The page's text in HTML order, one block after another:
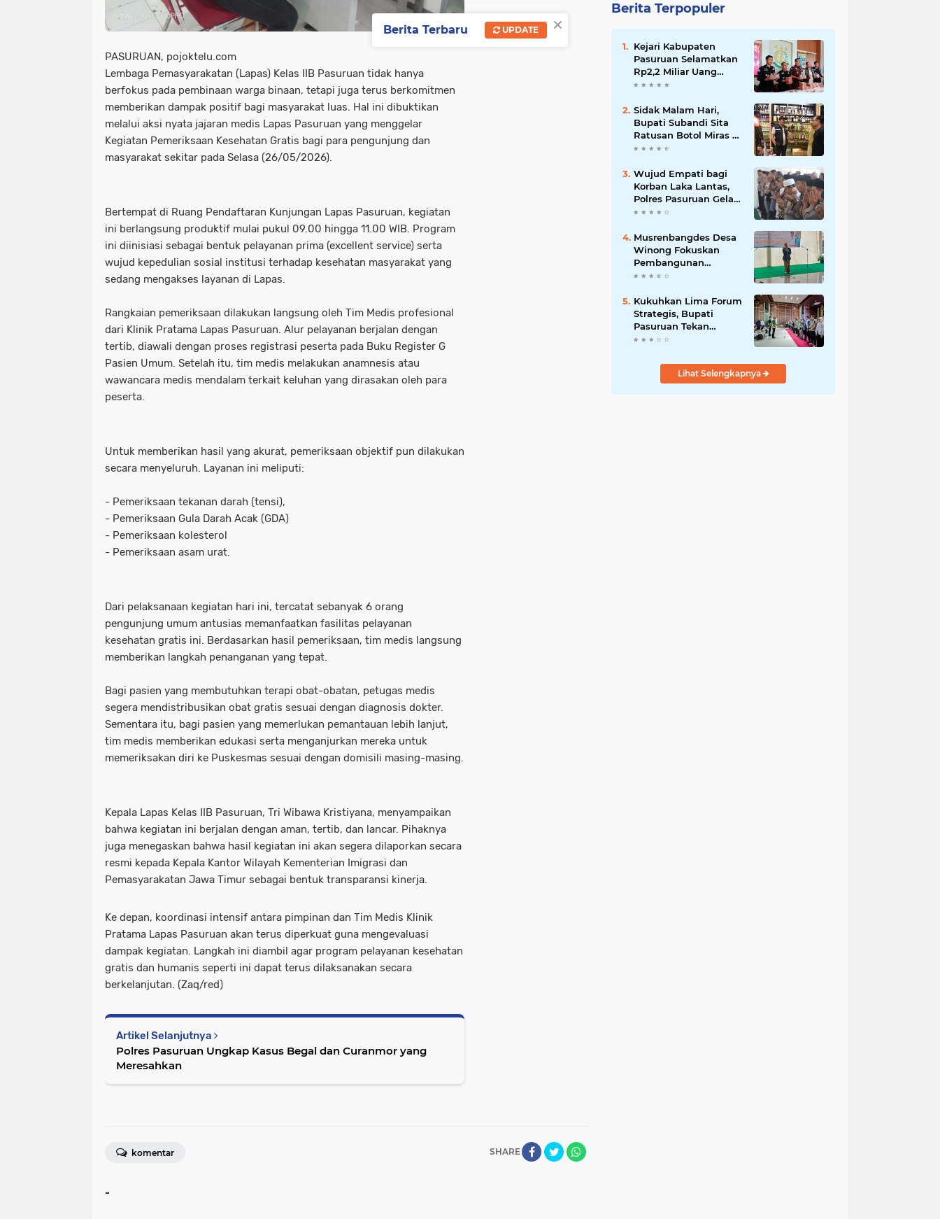
PASURUAN, pojoktelu.com
Lembaga Pemasyarakatan (Lapas) Kelas IIB Pasuruan tidak hanya
berfokus pada pembinaan warga binaan, tetapi juga terus berkomitmen
memberikan dampak positif bagi masyarakat luas. Hal ini dibuktikan
melalui aksi nyata jajaran medis Lapas Pasuruan yang menggelar
Kegiatan Pemeriksaan Kesehatan Gratis bagi para pengunjung dan
masyarakat sekitar pada Selasa (26/05/2026).
Bertempat di Ruang Pendaftaran Kunjungan Lapas Pasuruan, kegiatan
ini berlangsung produktif mulai pukul 09.00 hingga 11.00 WIB. Program
ini diinisiasi sebagai bentuk pelayanan prima (excellent service) serta
wujud kepedulian sosial institusi terhadap kesehatan masyarakat yang
sedang mengakses layanan di Lapas.
Rangkaian pemeriksaan dilakukan langsung oleh Tim Medis profesional
dari Klinik Pratama Lapas Pasuruan. Alur pelayanan berjalan dengan
tertib, diawali dengan proses registrasi peserta pada Buku Register G
Pasien Umum. Setelah itu, tim medis melakukan anamnesis atau
wawancara medis mendalam terkait keluhan yang dirasakan oleh para
peserta.
Untuk memberikan hasil yang akurat, pemeriksaan objektif pun dilakukan
secara menyeluruh. Layanan ini meliputi:
- Pemeriksaan tekanan darah (tensi),
- Pemeriksaan Gula Darah Acak (GDA)
- Pemeriksaan kolesterol
- Pemeriksaan asam urat.
Dari pelaksanaan kegiatan hari ini, tercatat sebanyak 6 orang
pengunjung umum antusias memanfaatkan fasilitas pelayanan
kesehatan gratis ini. Berdasarkan hasil pemeriksaan, tim medis langsung
memberikan langkah penanganan yang tepat.
Bagi pasien yang membutuhkan terapi obat-obatan, petugas medis
segera mendistribusikan obat gratis sesuai dengan diagnosis dokter.
Sementara itu, bagi pasien yang memerlukan pemantauan lebih lanjut,
tim medis memberikan edukasi serta menganjurkan mereka untuk
memeriksakan diri ke Puskesmas sesuai dengan domisili masing-masing.
Kepala Lapas Kelas IIB Pasuruan, Tri Wibawa Kristiyana, menyampaikan
bahwa kegiatan ini berjalan dengan aman, tertib, dan lancar. Pihaknya
juga menegaskan bahwa hasil kegiatan ini akan segera dilaporkan secara
resmi kepada Kepala Kantor Wilayah Kementerian Imigrasi dan
Pemasyarakatan Jawa Timur sebagai bentuk transparansi kinerja.
Ke depan, koordinasi intensif antara pimpinan dan Tim Medis Klinik
Pratama Lapas Pasuruan akan terus diperkuat guna mengevaluasi
dampak kegiatan. Langkah ini diambil agar program pelayanan kesehatan
gratis dan humanis seperti ini dapat terus dilaksanakan secara
berkelanjutan. (Zaq/red)
Artikel Selanjutnya
Polres Pasuruan Ungkap Kasus Begal dan Curanmor yang
Meresahkan
SHARE
komentar
-
Berita Terpopuler
Kejari Kabupaten
Pasuruan Selamatkan
Rp2,2 Miliar Uang
Negara dari Korupsi
Sidak Malam Hari,
Bupati Subandi Sita
Ratusan Botol Miras di
Kawasan Perumahan
Wujud Empati bagi
Korban Laka Lantas,
Polres Pasuruan Gelar
Salat Ghaib dan Doa
Musrenbangdes Desa
Winong Fokuskan
Pembangunan
Berbasis Potensi Lokal,
Meski Dihantam
Efisiensi Anggaran
Kukuhkan Lima Forum
Strategis, Bupati
Pasuruan Tekan
Pentingnya Program
Lihat Selengkapnya
×
Berita Terbaru UPDATE